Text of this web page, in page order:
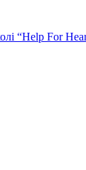
“Help For